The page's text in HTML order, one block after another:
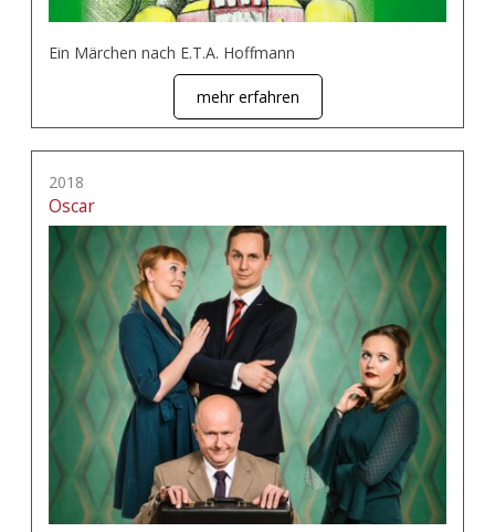
Ein Märchen nach E.T.A. Hoffmann
mehr erfahren
2018
Oscar